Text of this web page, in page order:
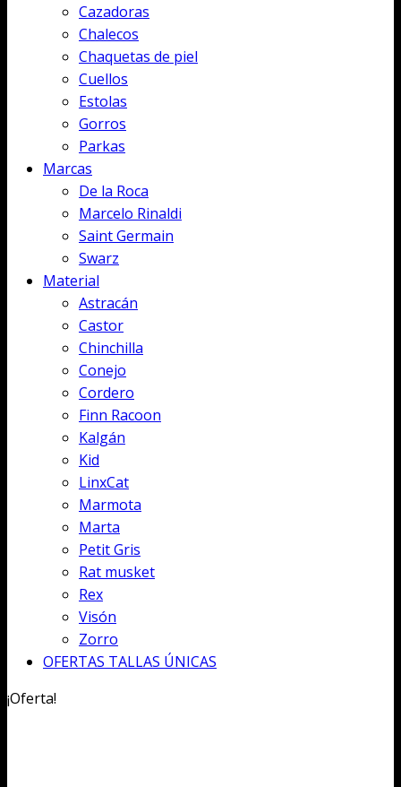
Cazadoras
Chalecos
Chaquetas de piel
Cuellos
Estolas
Gorros
Parkas
Marcas
De la Roca
Marcelo Rinaldi
Saint Germain
Swarz
Material
Astracán
Castor
Chinchilla
Conejo
Cordero
Finn Racoon
Kalgán
Kid
LinxCat
Marmota
Marta
Petit Gris
Rat musket
Rex
Visón
Zorro
OFERTAS TALLAS ÚNICAS
¡Oferta!